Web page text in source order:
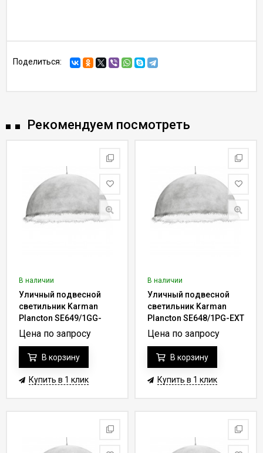
Поделиться:
Рекомендуем посмотреть
В наличии
Уличный подвесной
светильник Karman
Plancton SE649/1GG-
EXT
Цена по запросу
В корзину
Купить в 1 клик
В наличии
Уличный подвесной
светильник Karman
Plancton SE648/1PG-EXT
Цена по запросу
В корзину
Купить в 1 клик